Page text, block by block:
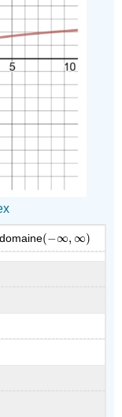
(−∞, ∞)
(−∞,∞ )